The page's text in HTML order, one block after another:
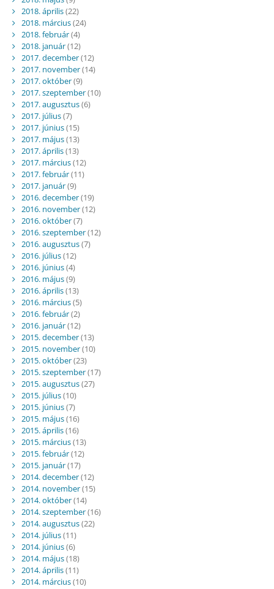
2018. április(22)
2018. március(24)
2018. február(4)
2018. január(12)
2017. december(12)
2017. november(14)
2017. október(9)
2017. szeptember(10)
2017. augusztus(6)
2017. július(7)
2017. június(15)
2017. május(13)
2017. április(13)
2017. március(12)
2017. február(11)
2017. január(9)
2016. december(19)
2016. november(12)
2016. október(7)
2016. szeptember(12)
2016. augusztus(7)
2016. július(12)
2016. június(4)
2016. május(9)
2016. április(13)
2016. március(5)
2016. február(2)
2016. január(12)
2015. december(13)
2015. november(10)
2015. október(23)
2015. szeptember(17)
2015. augusztus(27)
2015. július(10)
2015. június(7)
2015. május(16)
2015. április(16)
2015. március(13)
2015. február(12)
2015. január(17)
2014. december(12)
2014. november(15)
2014. október(14)
2014. szeptember(16)
2014. augusztus(22)
2014. július(11)
2014. június(6)
2014. május(18)
2014. április(11)
2014. március(10)